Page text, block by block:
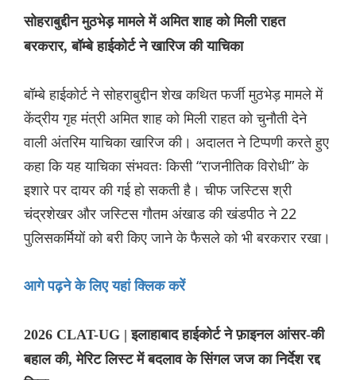
सोहराबुद्दीन मुठभेड़ मामले में अमित शाह को मिली राहत
बरकरार, बॉम्बे हाईकोर्ट ने खारिज की याचिका
बॉम्बे हाईकोर्ट ने सोहराबुद्दीन शेख कथित फर्जी मुठभेड़ मामले में
केंद्रीय गृह मंत्री अमित शाह को मिली राहत को चुनौती देने
वाली अंतरिम याचिका खारिज की। अदालत ने टिप्पणी करते हुए
कहा कि यह याचिका संभवतः किसी “राजनीतिक विरोधी” के
इशारे पर दायर की गई हो सकती है। चीफ जस्टिस श्री
चंद्रशेखर और जस्टिस गौतम अंखाड की खंडपीठ ने 22
पुलिसकर्मियों को बरी किए जाने के फैसले को भी बरकरार रखा।
आगे पढ़ने के लिए यहां क्लिक करें
2026 CLAT-UG | इलाहाबाद हाईकोर्ट ने फ़ाइनल आंसर-की
बहाल की, मेरिट लिस्ट में बदलाव के सिंगल जज का निर्देश रद्द